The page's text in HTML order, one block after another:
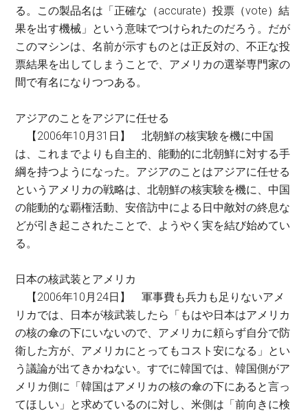
る。この製品名は「正確な（accurate）投票（vote）結
果を出す機械」という意味でつけられたのだろう。だが
このマシンは、名前が示すものとは正反対の、不正な投
票結果を出してしまうことで、アメリカの選挙専門家の
間で有名になりつつある。
アジアのことをアジアに任せる
【2006年10月31日】 北朝鮮の核実験を機に中国
は、これまでよりも自主的、能動的に北朝鮮に対する手
綱を持つようになった。アジアのことはアジアに任せる
というアメリカの戦略は、北朝鮮の核実験を機に、中国
の能動的な覇権活動、安倍訪中による日中敵対の終息な
どが引き起こされたことで、ようやく実を結び始めてい
る。
日本の核武装とアメリカ
【2006年10月24日】 軍事費も兵力も足りないアメ
リカでは、日本が核武装したら「もはや日本はアメリカ
の核の傘の下にいないので、アメリカに頼らず自分で防
衛した方が、アメリカにとってもコスト安になる」とい
う議論が出てきかねない。すでに韓国では、韓国側がア
メリカ側に「韓国はアメリカの核の傘の下にあると言っ
てほしい」と求めているのに対し、米側は「前向きに検